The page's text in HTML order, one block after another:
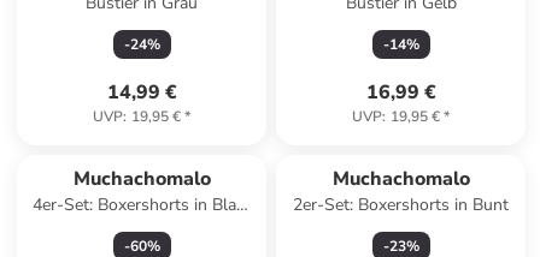
-24%
14,99 €
UVP: 19,95 €*
-14%
16,99 €
UVP: 19,95 €*
Muchachomalo
4er-Set: Boxershorts in Blau/
Schwarz
-60%
Muchachomalo
2er-Set: Boxershorts in Bunt
-23%